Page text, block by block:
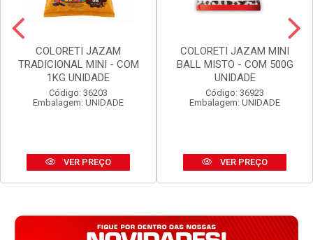
COLORETI JAZAM
TRADICIONAL MINI - COM
1KG UNIDADE
Código: 36203
Embalagem: UNIDADE
VER PREÇO
COLORETI JAZAM MINI
BALL MISTO - COM 500G
UNIDADE
Código: 36923
Embalagem: UNIDADE
VER PREÇO